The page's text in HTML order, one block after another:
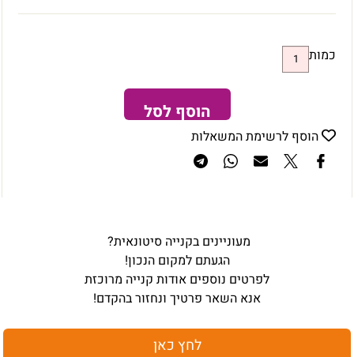
כמות
הוסף לסל
הוסף לרשימת המשאלות
מעוניינים בקנייה סיטונאית?
הגעתם למקום הנכון!
לפרטים נוספים אודות קנייה מרוכזת
אנא השאר פרטיך ונחזור בהקדם!
לחץ כאן